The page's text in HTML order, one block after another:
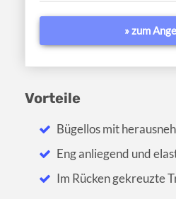
» zum
Vorteile
Bügellos mit
Eng anliegend und
Im Rücken gekreuzte